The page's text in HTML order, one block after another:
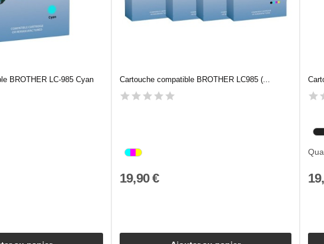
BROTHER LC-985 Cyan Cartouche compatible BROTHER LC985 (...
19,90 €